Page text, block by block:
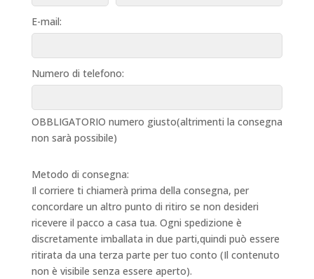
E-mail:
Numero di telefono:
OBBLIGATORIO numero giusto(altrimenti la consegna
non sarà possibile)
Metodo di consegna:
Il corriere ti chiamerà prima della consegna, per
concordare un altro punto di ritiro se non desideri
ricevere il pacco a casa tua. Ogni spedizione è
discretamente imballata in due parti,quindi può essere
ritirata da una terza parte per tuo conto (Il contenuto
non è visibile senza essere aperto).